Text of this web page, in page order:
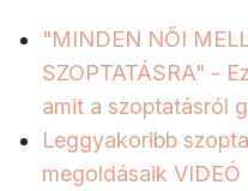
"MINDEN NŐI
SZOPTATÁSRA" -
amit a szoptatásról
Leggyakoribb
megoldásaik VIDEÓ